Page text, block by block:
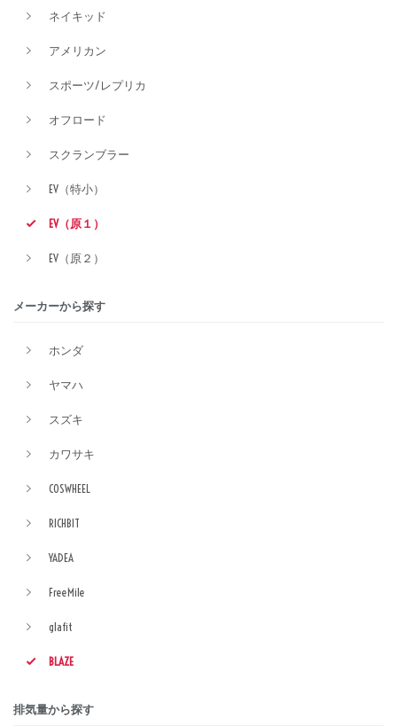
ネイキッド
アメリカン
スポーツ/レプリカ
オフロード
スクランブラー
EV（特小）
EV（原１）
EV（原２）
メーカーから探す
ホンダ
ヤマハ
スズキ
カワサキ
COSWHEEL
RICHBIT
YADEA
FreeMile
glafit
BLAZE
排気量から探す